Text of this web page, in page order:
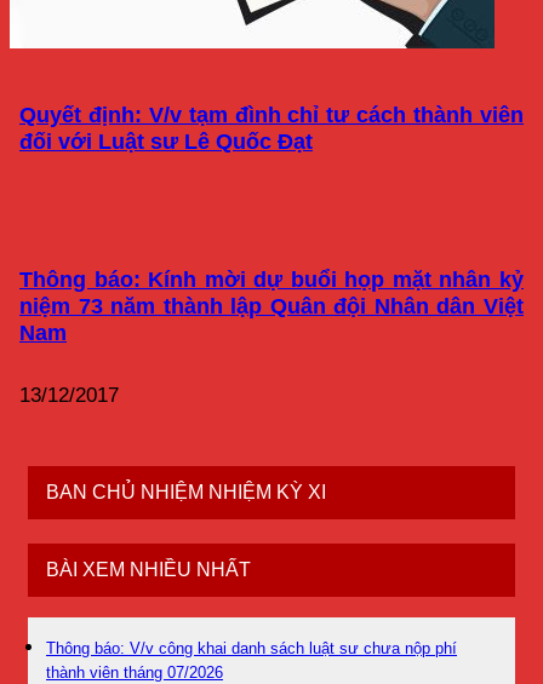
Quyết định: V/v tạm đình chỉ tư cách thành viên
đối với Luật sư Lê Quốc Đạt
Thông báo: Kính mời dự buổi họp mặt nhân kỷ
niệm 73 năm thành lập Quân đội Nhân dân Việt
Nam
13/12/2017
BAN CHỦ NHIỆM NHIỆM KỲ XI
BÀI XEM NHIỀU NHẤT
Thông báo: V/v công khai danh sách luật sư chưa nộp phí
thành viên tháng 07/2026